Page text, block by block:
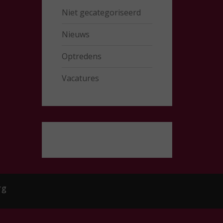
Niet gecategoriseerd
Nieuws
Optredens
Vacatures